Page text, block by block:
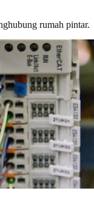
rumah pintar.